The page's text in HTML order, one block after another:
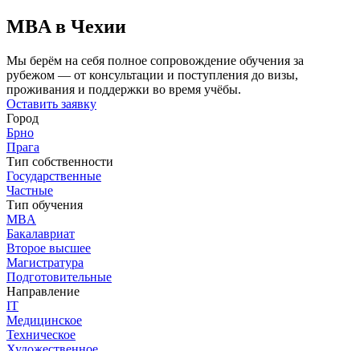
MBA в Чехии
Мы берём на себя полное сопровождение обучения за
рубежом — от консультации и поступления до визы,
проживания и поддержки во время учёбы.
Оставить заявку
Город
Брно
Прага
Тип собственности
Государственные
Частные
Тип обучения
MBA
Бакалавриат
Второе высшее
Магистратура
Подготовительные
Направление
IT
Медицинское
Техническое